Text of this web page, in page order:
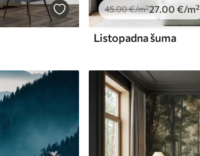
45.00€/m²27.00 €/m²
Listopadna šuma